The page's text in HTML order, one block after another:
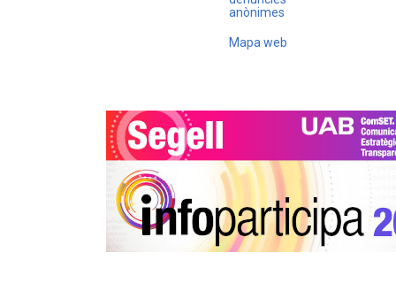
anònimes
Mapa web